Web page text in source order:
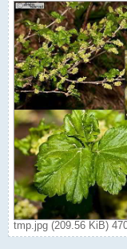
tmp.jpg (209.56 KiB)